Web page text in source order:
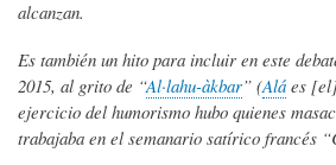
alcanzan.
Es también un hito para incluir en este
2015, al grito de “Al·lahu-àkbar” (Alá es
ejercicio del humorismo hubo quienes
trabajaba en el semanario satírico francés